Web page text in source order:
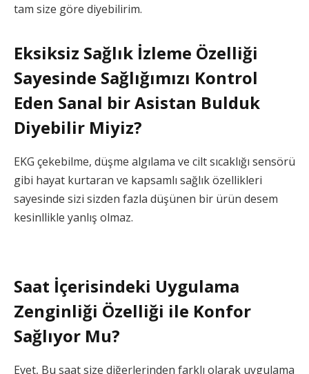
tam size göre diyebilirim.
Eksiksiz Sağlık İzleme Özelliği
Sayesinde Sağlığımızı Kontrol
Eden Sanal bir Asistan Bulduk
Diyebilir Miyiz?
EKG çekebilme, düşme algılama ve cilt sıcaklığı sensörü
gibi hayat kurtaran ve kapsamlı sağlık özellikleri
sayesinde sizi sizden fazla düşünen bir ürün desem
kesinllikle yanlış olmaz.
Saat İçerisindeki Uygulama
Zenginliği Özelliği ile Konfor
Sağlıyor Mu?
Evet, Bu saat size diğerlerinden farklı olarak uygulama